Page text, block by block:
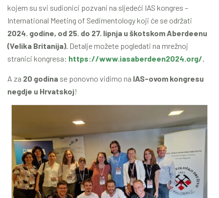
kojem su svi sudionici pozvani na sljedeći IAS kongres ­–
International Meeting of Sedimentology koji će se održati
2024. godine, od 25. do 27. lipnja u škotskom Aberdeenu
(Velika Britanija). Detalje možete pogledati na mrežnoj
stranici kongresa: https://www.iasaberdeen2024.org/
A za 20 godina se ponovno vidimo na IAS-ovom kongresu
negdje u Hrvatskoj!